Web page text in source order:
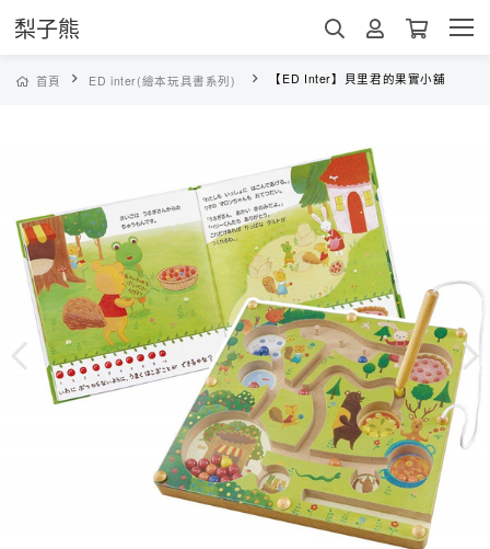
梨子熊
首頁 ED inter(繪本玩具書系列) 【ED Inter】貝里君的果實小舖